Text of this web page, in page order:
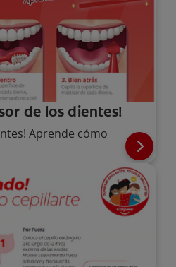
de los dientes!
Aprende cómo